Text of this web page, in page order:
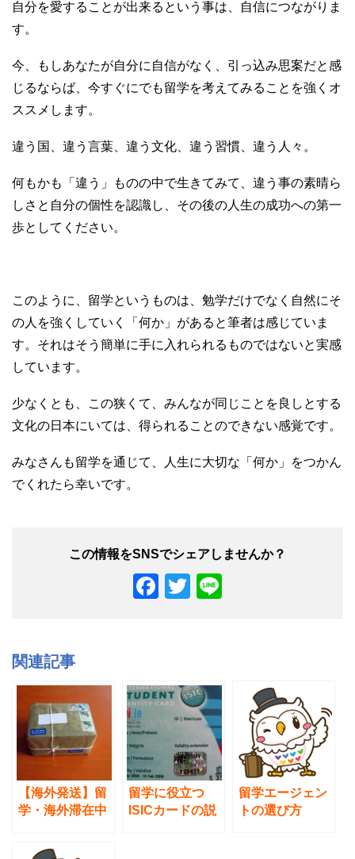
自分を愛することが出来るという事は、自信につながりま
す。
今、もしあなたが自分に自信がなく、引っ込み思案だと感
じるならば、今すぐにでも留学を考えてみることを強くオ
ススメします。
違う国、違う言葉、違う文化、違う習慣、違う人々。
何もかも「違う」ものの中で生きてみて、違う事の素晴ら
しさと自分の個性を認識し、その後の人生の成功への第一
歩としてください。
このように、留学というものは、勉学だけでなく自然にそ
の人を強くしていく「何か」があると筆者は感じていま
す。それはそう簡単に手に入れられるものではないと実感
しています。
少なくとも、この狭くて、みんなが同じことを良しとする
文化の日本にいては、得られることのできない感覚です。
みなさんも留学を通じて、人生に大切な「何か」をつかん
でくれたら幸いです。
F
b
o
o
k
T
関連記事
【海外発送】留
学・海外滞在中
留学に役立つ
ISICカードの説
留学エージェン
トの選び方